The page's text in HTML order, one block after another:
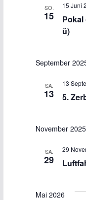
SO.
15
Pokal
ü)
15 Juni
September
SA.
13 5.
13
November 2025
SA.
29
29
Mai 2026